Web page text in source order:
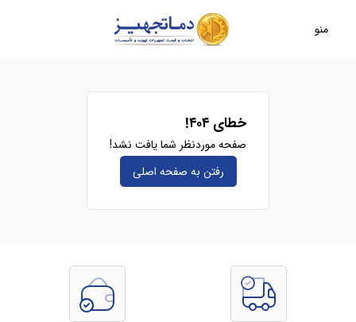
منو
خطای ۴۰۴!
صفحه موردنظر شما یافت نشد!
رفتن به صفحه‌ اصلی